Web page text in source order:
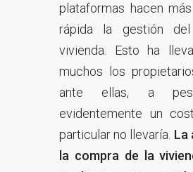
plataformas hacen
rápida la gestión
vivienda. Esto ha
muchos los
ante ellas, a
evidentemente un
particular no llevaría. La
la compra de la